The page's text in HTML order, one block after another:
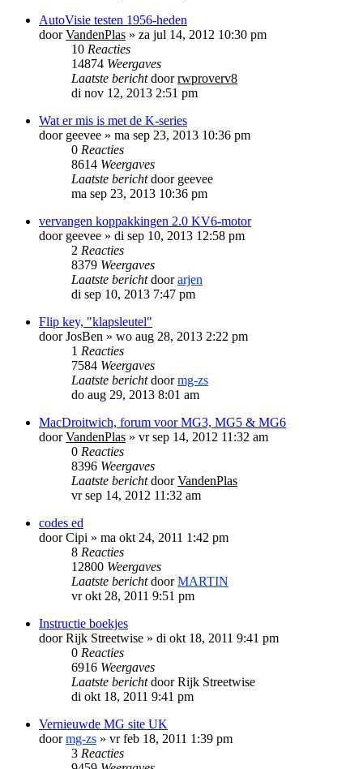
AutoVisie testen 1956-heden
doorVandenPlas » za jul 14, 2012 10:30 pm
10 Reacties
14874 Weergaves
Laatste berichtdoorrwproverv8
di nov 12, 2013 2:51 pm
Wat er mis is met de K-series
door geevee » ma sep 23, 2013 10:36 pm
0 Reacties
8614 Weergaves
Laatste berichtdoor geevee
ma sep 23, 2013 10:36 pm
vervangen koppakkingen 2.0 KV6-motor
door geevee » di sep 10, 2013 12:58 pm
2 Reacties
8379 Weergaves
Laatste berichtdoorarjen
di sep 10, 2013 7:47 pm
Flip key, "klapsleutel"
doorJosBen » wo aug 28, 2013 2:22 pm
1 Reacties
7584 Weergaves
Laatste berichtdoormg-zs
do aug 29, 2013 8:01 am
MacDroitwich, forum voor MG3, MG5 & MG6
doorVandenPlas » vr sep 14, 2012 11:32 am
0 Reacties
8396 Weergaves
Laatste berichtdoorVandenPlas
vr sep 14, 2012 11:32 am
codes ed
doorCipi » ma okt 24, 2011 1:42 pm
8 Reacties
12800 Weergaves
Laatste berichtdoorMARTIN
vr okt 28, 2011 9:51 pm
Instructie boekjes
doorRijk Streetwise » di okt 18, 2011 9:41 pm
0 Reacties
6916 Weergaves
Laatste berichtdoorRijk Streetwise
di okt 18, 2011 9:41 pm
Vernieuwde MG site UK
doormg-zs » vr feb 18, 2011 1:39 pm
3 Reacties